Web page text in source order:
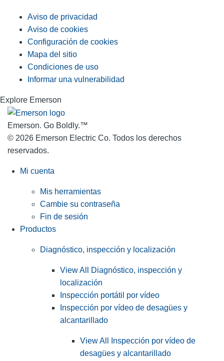
Aviso de privacidad
Aviso de cookies
Configuración de cookies
Mapa del sitio
Condiciones de uso
Informar una vulnerabilidad
Explore Emerson
Emerson. Go Boldly.™
© 2026 Emerson Electric Co. Todos los derechos
reservados.
Mi cuenta
Mis herramientas
Cambie su contraseña
Fin de sesión
Productos
Diagnóstico, inspección y localización
View All Diagnóstico, inspección y
localización
Inspección portátil por vídeo
Inspección por vídeo de desagües y
alcantarillado
View All Inspección por vídeo de
desagües y alcantarillado